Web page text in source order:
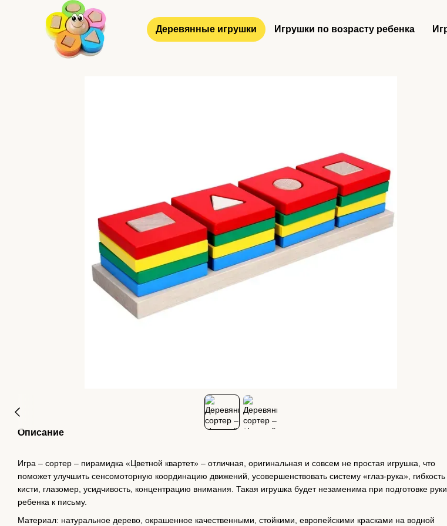
Перейти к основному контенту
Деревянные игрушки Игрушки по возрасту ребенка
Описание
Игра – сортер – пирамидка «Цветной квартет» – отличная, оригинальная и совсем не простая игрушка, что
поможет улучшить сенсомоторную координацию движений, усовершенствовать систему «глаз-рука», гибкость
кисти, глазомер, усидчивость, концентрацию внимания. Такая игрушка будет незаменима при подготовке руки
ребенка к письму.
Материал: натуральное дерево, окрашенное качественными, стойкими, европейскими красками на водной